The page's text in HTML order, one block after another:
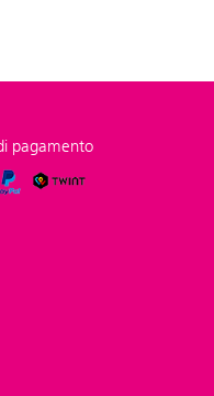
pagamento